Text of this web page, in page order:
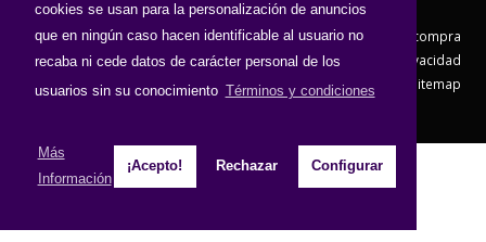
cookies se usan para la personalización de anuncios
que en ningún caso hacen identificable al usuario no
recaba ni cede datos de carácter personal de los
usuarios sin su conocimiento Términos y condiciones
Más
Información
¡Acepto! Rechazar Configurar
Contacto Aviso Legal
Condiciones de compra
Política de envíos
Política de devolución
Política de Privacidad
Política de Cookies
Sitemap